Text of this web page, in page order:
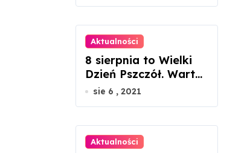
Aktualności
8 sierpnia to Wielki
Dzień Pszczół. Warto
docenić ich rolę w
sie 6 , 2021
Aktualności